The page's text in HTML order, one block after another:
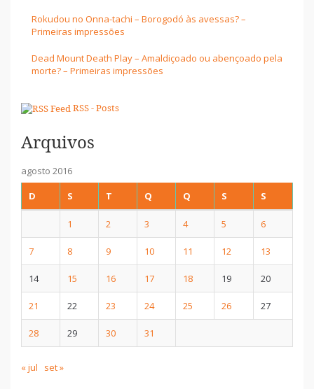
Rokudou no Onna-tachi – Borogodó às avessas? –
Primeiras impressões
Dead Mount Death Play – Amaldiçoado ou abençoado pela
morte? – Primeiras impressões
RSS - Posts
Arquivos
agosto 2016
D
S T Q Q S S
1 2 3 4 5 6
7 8 9 10 11 12 13
14 15 16 17 18 19 20
21 22 23 24 25 26 27
28 29 30 31
« jul set »